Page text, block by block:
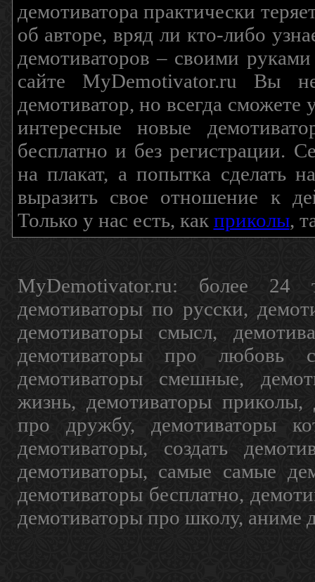
демотиватора практически
об авторе, вряд ли кто-либо
демотиваторов – своими
сайте MyDemotivator.ru Вы
демотиватор, но всегда сможете
интересные новые
бесплатно и без регистрации.
на плакат, а попытка
выразить свое отношение к
Только у нас есть, как приколы,
MyDemotivator.ru: более 24
демотиваторы по русски,
демотиваторы смысл,
демотиваторы про любовь
демотиваторы смешные,
жизнь, демотиваторы приколы,
про дружбу, демотиваторы
демотиваторы, создать
демотиваторы, самые самые
демотиваторы бесплатно,
демотиваторы про школу, аниме